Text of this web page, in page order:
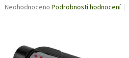
Průměrné
Neohodnoceno Podrobnosti hodnocení